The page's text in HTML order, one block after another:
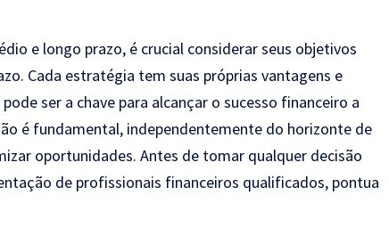
e longo prazo, é crucial considerar seus objetivos
Cada estratégia tem suas próprias vantagens e
ser a chave para alcançar o sucesso financeiro a
é fundamental, independentemente do horizonte de
oportunidades. Antes de tomar qualquer decisão
de profissionais financeiros qualificados, pontua